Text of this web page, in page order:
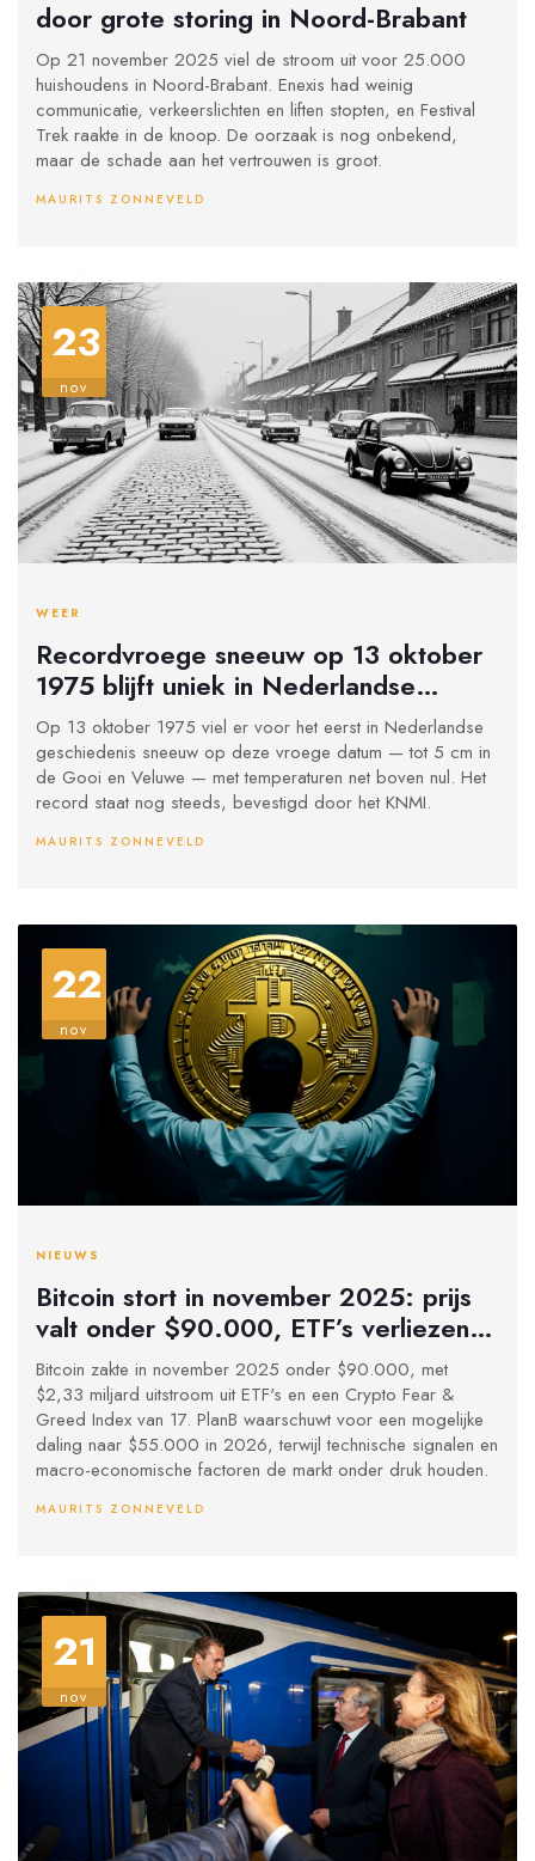
door grote storing in Noord-Brabant
Op 21 november 2025 viel de stroom uit voor 25.000
huishoudens in Noord-Brabant. Enexis had weinig
communicatie, verkeerslichten en liften stopten, en Festival
Trek raakte in de knoop. De oorzaak is nog onbekend,
maar de schade aan het vertrouwen is groot.
MAURITS ZONNEVELD
23
nov
WEER
Recordvroege sneeuw op 13 oktober
1975 blijft uniek in Nederlandse
weergeschiedenis
Op 13 oktober 1975 viel er voor het eerst in Nederlandse
geschiedenis sneeuw op deze vroege datum — tot 5 cm in
de Gooi en Veluwe — met temperaturen net boven nul. Het
record staat nog steeds, bevestigd door het KNMI.
MAURITS ZONNEVELD
22
nov
NIEUWS
Bitcoin stort in november 2025: prijs
valt onder $90.000, ETF’s verliezen
$2,33 miljard
Bitcoin zakte in november 2025 onder $90.000, met
$2,33 miljard uitstroom uit ETF's en een Crypto Fear &
Greed Index van 17. PlanB waarschuwt voor een mogelijke
daling naar $55.000 in 2026, terwijl technische signalen en
macro-economische factoren de markt onder druk houden.
MAURITS ZONNEVELD
21
nov